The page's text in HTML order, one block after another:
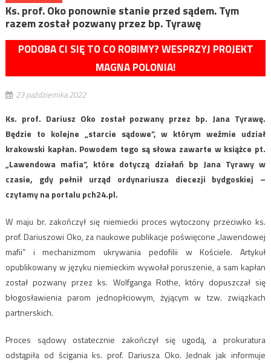
Ks. prof. Oko ponownie stanie przed sądem. Tym
razem został pozwany przez bp. Tyrawę
PODOBA CI SIĘ TO CO ROBIMY? WESPRZYJ PROJEKT
MAGNA POLONIA!
23 października 2022
Ks. prof. Dariusz Oko został pozwany przez bp. Jana Tyrawę.
Będzie to kolejne „starcie sądowe”, w którym weźmie udział
krakowski kapłan. Powodem tego są słowa zawarte w książce pt.
„Lawendowa mafia”, które dotyczą działań bp Jana Tyrawy w
czasie, gdy pełnił urząd ordynariusza diecezji bydgoskiej –
czytamy na portalu pch24.pl.
W maju br. zakończył się niemiecki proces wytoczony przeciwko ks.
prof. Dariuszowi Oko, za naukowe publikacje poświęcone „lawendowej
mafii” i mechanizmom ukrywania pedofilii w Kościele. Artykuł
opublikowany w języku niemieckim wywołał poruszenie, a sam kapłan
został pozwany przez ks. Wolfganga Rothe, który dopuszczał się
błogosławienia parom jednopłciowym, żyjącym w tzw. związkach
partnerskich.
Proces sądowy ostatecznie zakończył się ugodą, a prokuratura
odstąpiła od ścigania ks. prof. Dariusza Oko. Jednak jak informuje